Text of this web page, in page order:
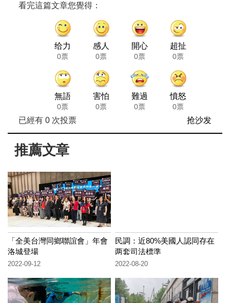
看完這篇文章您覺得：
给力
0票
感人
0票
開心
0票
超扯
0票
無語
0票
害怕
0票
難過
0票
憤怒
0票
已經有 0次投票 抢沙发
推薦文章
「全美台灣同鄉聯誼會」年會
洛城登場
2022-09-12
民調：近80%美國人認同存在
两套司法標準
2022-08-20